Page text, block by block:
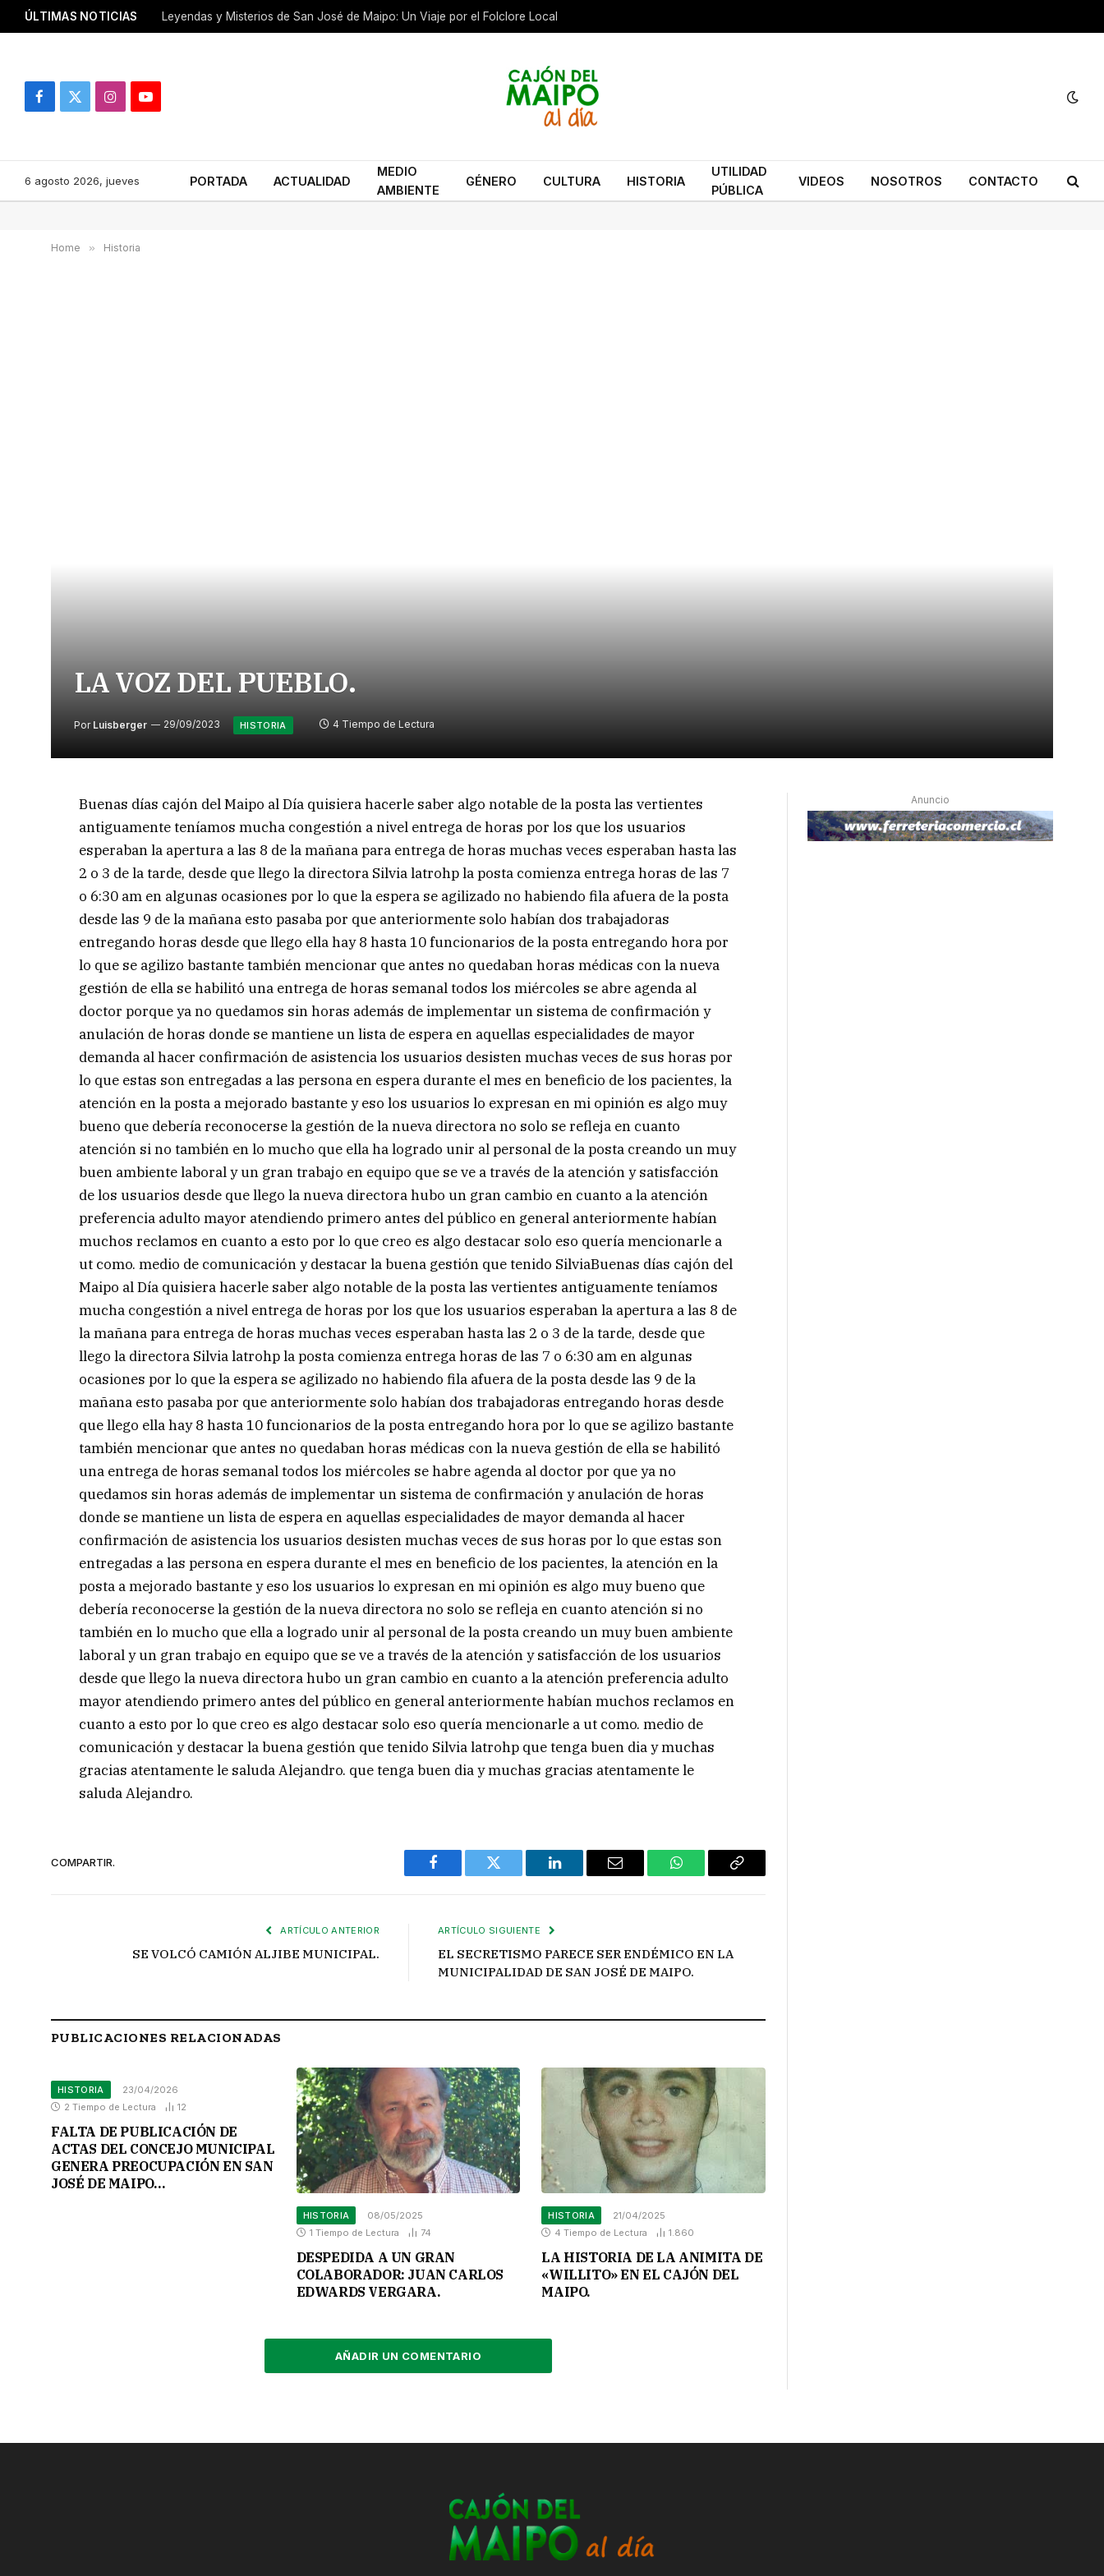
ÚLTIMAS NOTICIAS Leyendas y Misterios de San José de Maipo: Un Viaje por el Folclore Local
Facebook
X
InstagramYouTube
6 agosto 2026, jueves PORTADA ACTUALIDAD
MEDIO
AMBIENTE
GÉNERO CULTURA HISTORIA
UTILIDAD
PÚBLICA
VIDEOS NOSOTROS CONTACTO
Home » Historia
LA VOZ DEL PUEBLO.
Por Luisberger 29/09/2023 HISTORIA 4 Tiempo de Lectura
Buenas días cajón del Maipo al Día quisiera hacerle saber algo notable de la posta las vertientes
antiguamente teníamos mucha congestión a nivel entrega de horas por los que los usuarios
esperaban la apertura a las 8 de la mañana para entrega de horas muchas veces esperaban hasta las
2 o 3 de la tarde, desde que llego la directora Silvia latrohp la posta comienza entrega horas de las 7
o 6:30 am en algunas ocasiones por lo que la espera se agilizado no habiendo fila afuera de la posta
desde las 9 de la mañana esto pasaba por que anteriormente solo habían dos trabajadoras
entregando horas desde que llego ella hay 8 hasta 10 funcionarios de la posta entregando hora por
lo que se agilizo bastante también mencionar que antes no quedaban horas médicas con la nueva
gestión de ella se habilitó una entrega de horas semanal todos los miércoles se abre agenda al
doctor porque ya no quedamos sin horas además de implementar un sistema de confirmación y
anulación de horas donde se mantiene un lista de espera en aquellas especialidades de mayor
demanda al hacer confirmación de asistencia los usuarios desisten muchas veces de sus horas por
lo que estas son entregadas a las persona en espera durante el mes en beneficio de los pacientes, la
atención en la posta a mejorado bastante y eso los usuarios lo expresan en mi opinión es algo muy
bueno que debería reconocerse la gestión de la nueva directora no solo se refleja en cuanto
atención si no también en lo mucho que ella ha logrado unir al personal de la posta creando un muy
buen ambiente laboral y un gran trabajo en equipo que se ve a través de la atención y satisfacción
de los usuarios desde que llego la nueva directora hubo un gran cambio en cuanto a la atención
preferencia adulto mayor atendiendo primero antes del público en general anteriormente habían
muchos reclamos en cuanto a esto por lo que creo es algo destacar solo eso quería mencionarle a
ut como. medio de comunicación y destacar la buena gestión que tenido SilviaBuenas días cajón del
Maipo al Día quisiera hacerle saber algo notable de la posta las vertientes antiguamente teníamos
mucha congestión a nivel entrega de horas por los que los usuarios esperaban la apertura a las 8 de
la mañana para entrega de horas muchas veces esperaban hasta las 2 o 3 de la tarde, desde que
llego la directora Silvia latrohp la posta comienza entrega horas de las 7 o 6:30 am en algunas
ocasiones por lo que la espera se agilizado no habiendo fila afuera de la posta desde las 9 de la
mañana esto pasaba por que anteriormente solo habían dos trabajadoras entregando horas desde
que llego ella hay 8 hasta 10 funcionarios de la posta entregando hora por lo que se agilizo bastante
también mencionar que antes no quedaban horas médicas con la nueva gestión de ella se habilitó
una entrega de horas semanal todos los miércoles se habre agenda al doctor por que ya no
quedamos sin horas además de implementar un sistema de confirmación y anulación de horas
donde se mantiene un lista de espera en aquellas especialidades de mayor demanda al hacer
confirmación de asistencia los usuarios desisten muchas veces de sus horas por lo que estas son
entregadas a las persona en espera durante el mes en beneficio de los pacientes, la atención en la
posta a mejorado bastante y eso los usuarios lo expresan en mi opinión es algo muy bueno que
debería reconocerse la gestión de la nueva directora no solo se refleja en cuanto atención si no
también en lo mucho que ella a logrado unir al personal de la posta creando un muy buen ambiente
laboral y un gran trabajo en equipo que se ve a través de la atención y satisfacción de los usuarios
desde que llego la nueva directora hubo un gran cambio en cuanto a la atención preferencia adulto
mayor atendiendo primero antes del público en general anteriormente habían muchos reclamos en
cuanto a esto por lo que creo es algo destacar solo eso quería mencionarle a ut como. medio de
comunicación y destacar la buena gestión que tenido Silvia latrohp que tenga buen dia y muchas
gracias atentamente le saluda Alejandro. que tenga buen dia y muchas gracias atentamente le
saluda Alejandro.
COMPARTIR.
Facebook Twitter LinkedIn Email WhatsAppCopiar
ARTÍCULO ANTERIOR
SE VOLCÓ CAMIÓN ALJIBE MUNICIPAL.
ARTÍCULO SIGUIENTE
EL SECRETISMO PARECE SER ENDÉMICO EN LA
MUNICIPALIDAD DE SAN JOSÉ DE MAIPO.
PUBLICACIONES RELACIONADAS
HISTORIA
23/04/2026
2 Tiempo de Lectura
12
FALTA DE PUBLICACIÓN DE
ACTAS DEL CONCEJO MUNICIPAL
GENERA PREOCUPACIÓN EN SAN
JOSÉ DE MAIPO…
HISTORIA
08/05/2025
1 Tiempo de Lectura
74
DESPEDIDA A UN GRAN
COLABORADOR: JUAN CARLOS
EDWARDS VERGARA.
HISTORIA
21/04/2025
4 Tiempo de Lectura
1.860
LA HISTORIA DE LA ANIMITA DE
«WILLITO» EN EL CAJÓN DEL
MAIPO.
AÑADIR UN COMENTARIO
Anuncio